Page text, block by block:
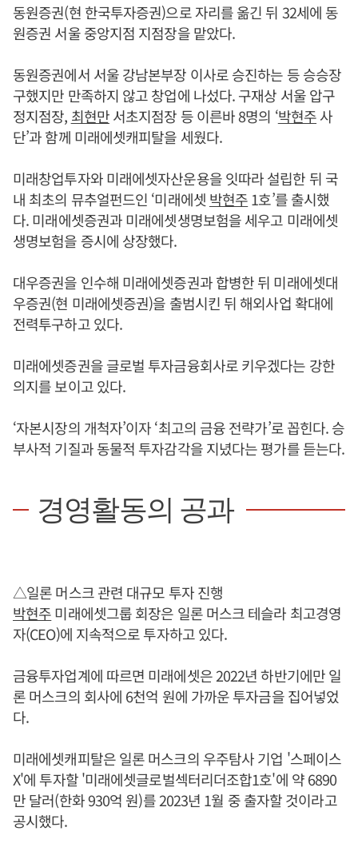
동원증권(현 한국투자증권)으로 자리를 옮긴 뒤 32세에 동
원증권 서울 중앙지점 지점장을 맡았다.
동원증권에서 서울 강남본부장 이사로 승진하는 등 승승장
구했지만 만족하지 않고 창업에 나섰다. 구재상 서울 압구
정지점장, 최현만서초지점장 등 이른바 8명의 ‘박현주사
단’과 함께 미래에셋캐피탈을 세웠다.
미래창업투자와 미래에셋자산운용을 잇따라 설립한 뒤 국
내 최초의 뮤추얼펀드인 ‘미래에셋 박현주1호’를 출시했
다. 미래에셋증권과 미래에셋생명보험을 세우고 미래에셋
생명보험을 증시에 상장했다.
대우증권을 인수해 미래에셋증권과 합병한 뒤 미래에셋대
우증권(현 미래에셋증권)을 출범시킨 뒤 해외사업 확대에
전력투구하고 있다.
미래에셋증권을 글로벌 투자금융회사로 키우겠다는 강한
의지를 보이고 있다.
‘자본시장의 개척자’이자 ‘최고의 금융 전략가’로 꼽힌다. 승
부사적 기질과 동물적 투자감각을 지녔다는 평가를 듣는다.
경영활동의 공과
△일론 머스크 관련 대규모 투자 진행
박현주미래에셋그룹 회장은 일론 머스크 테슬라 최고경영
자(CEO)에 지속적으로 투자하고 있다.
금융투자업계에 따르면 미래에셋은 2022년 하반기에만 일
론 머스크의 회사에 6천억 원에 가까운 투자금을 집어넣었
다.
미래에셋캐피탈은 일론 머스크의 우주탐사 기업 '스페이스
X'에 투자할 '미래에셋글로벌섹터리더조합1호'에 약 6890
만 달러(한화 930억 원)를 2023년 1월 중 출자할 것이라고
공시했다.